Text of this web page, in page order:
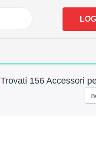
Trovati 156 Accessori